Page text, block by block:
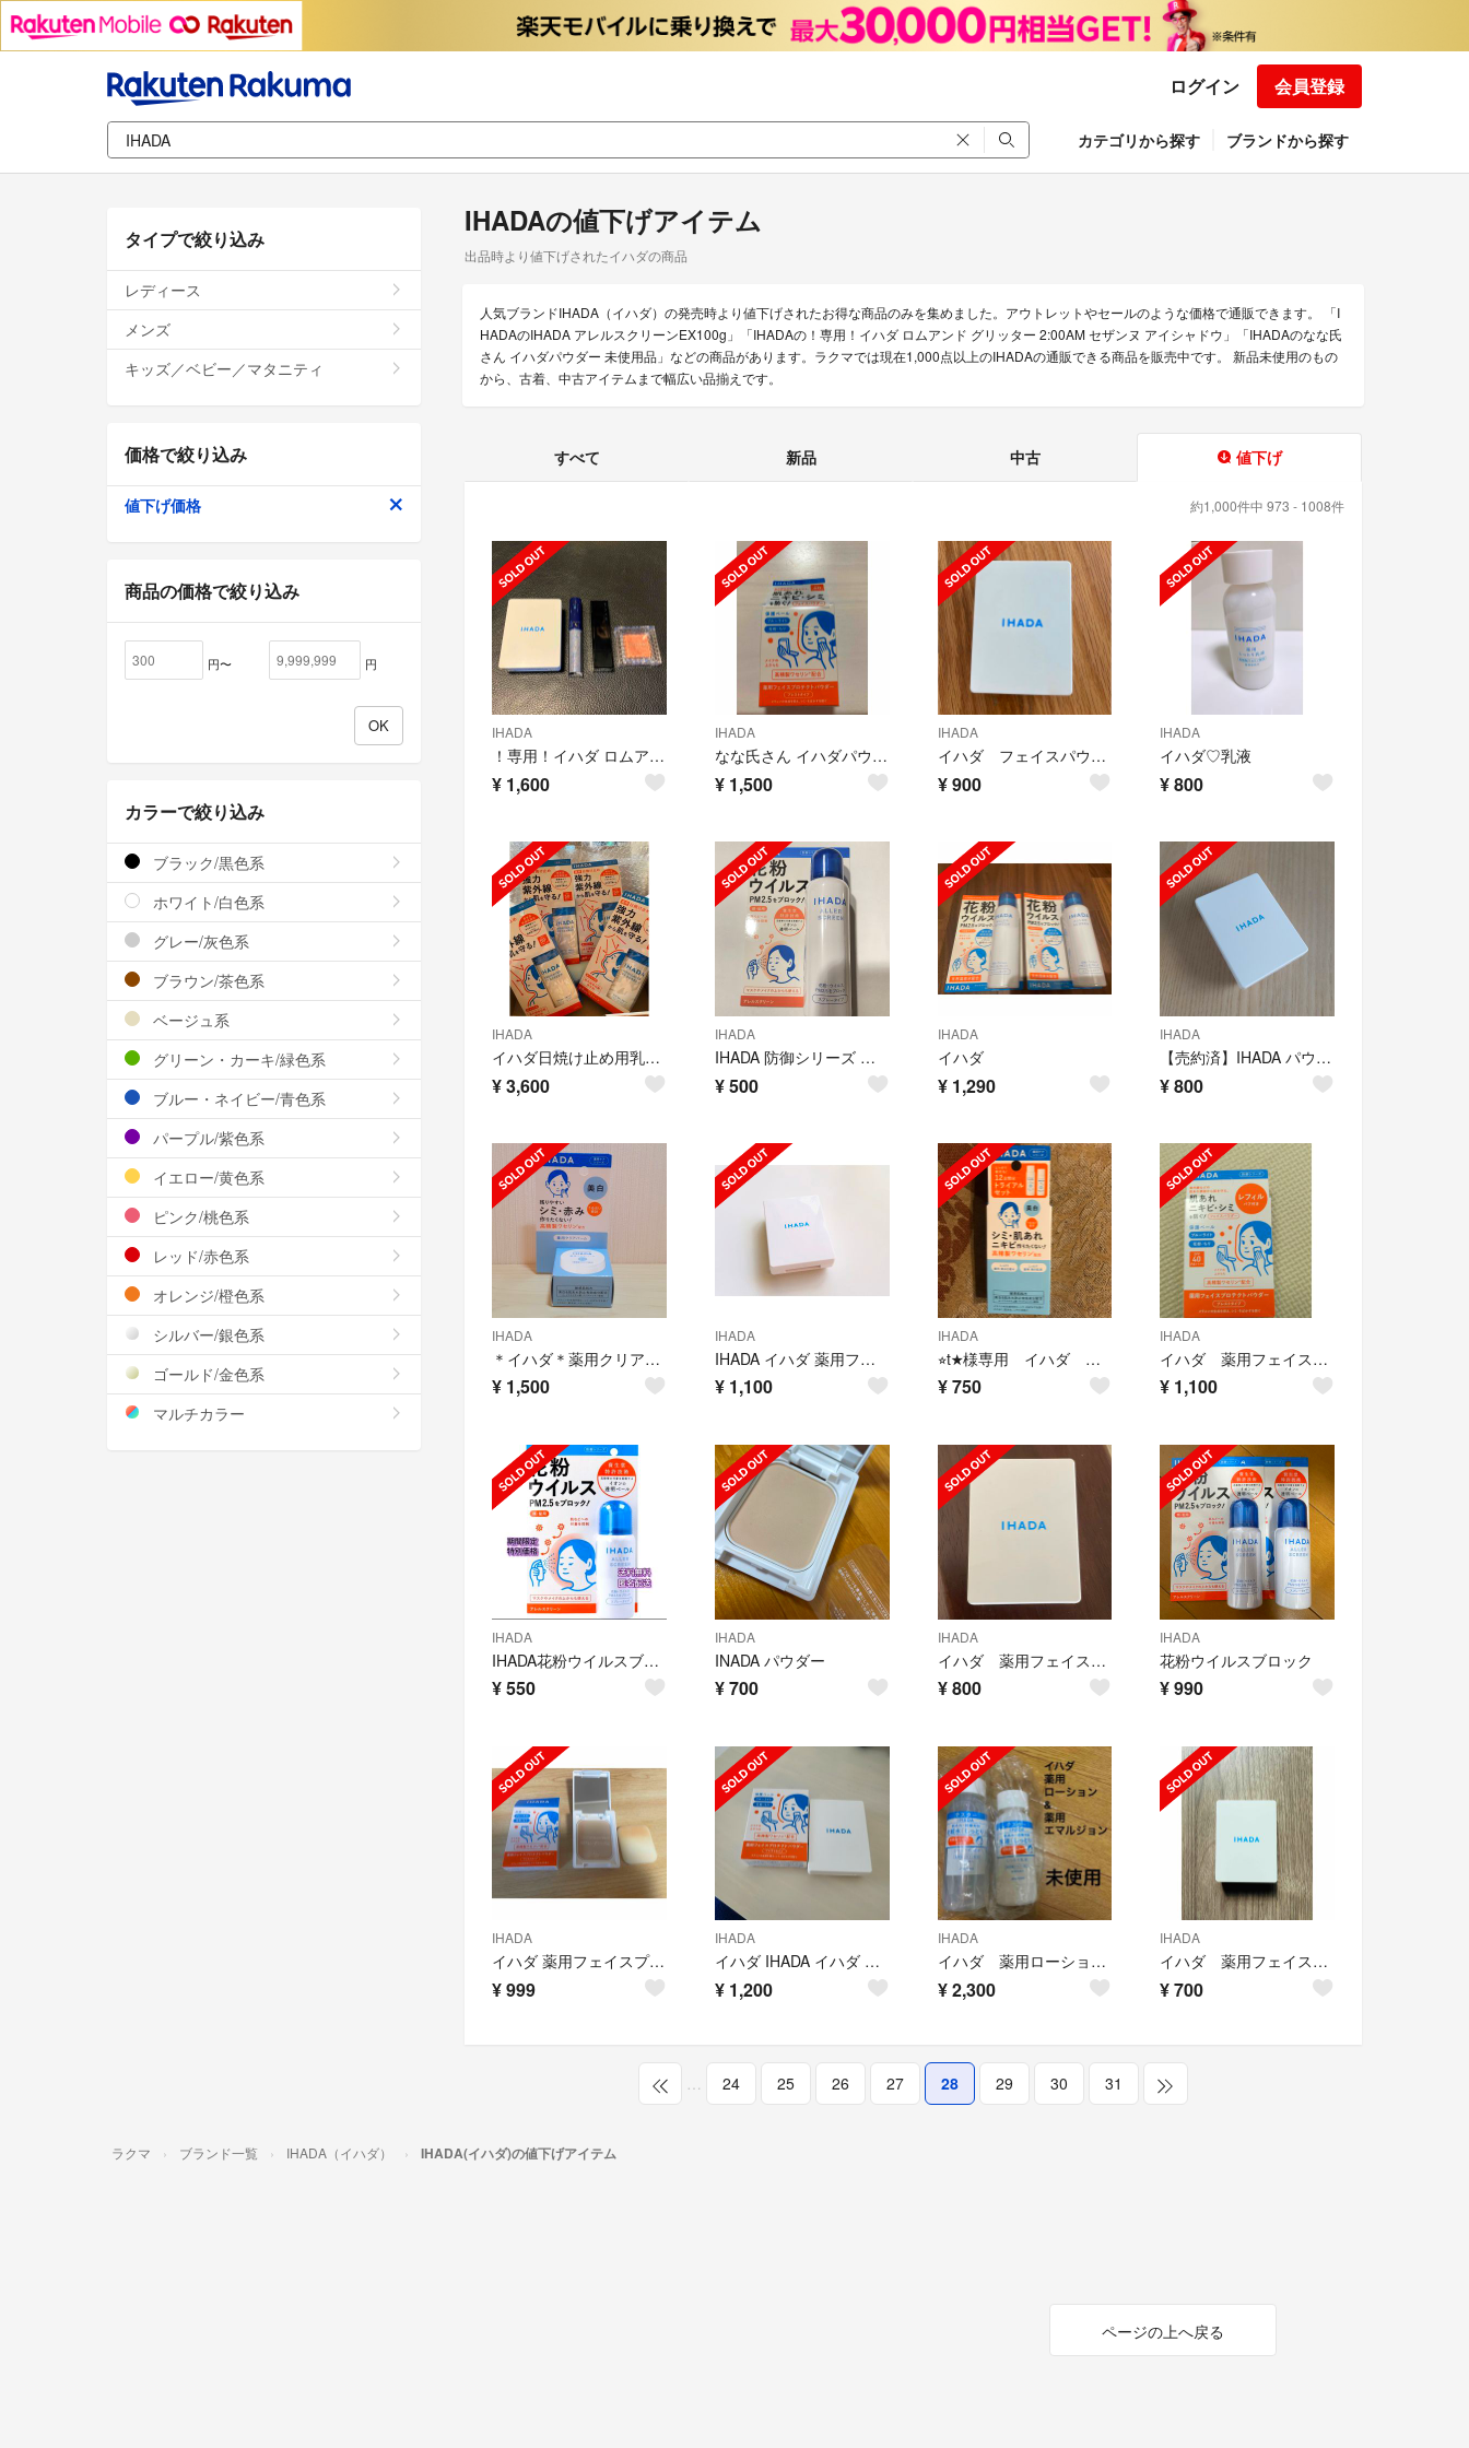
ログイン 会員登録
カテゴリから探す ブランドから探す
IHADAの値下げアイテム
出品時より値下げされたイハダの商品
人気ブランドIHADA（イハダ）の発売時より値下げされたお得な商品のみを集めました。アウトレットやセールのような価格で通販できます。 「I
HADAのIHADA アレルスクリーンEX100g」「IHADAの！専用！イハダ ロムアンド グリッター 2:00AM セザンヌ アイシャドウ」「IHADAのなな氏
さん イハダパウダー 未使用品」などの商品があります。ラクマでは現在1,000点以上のIHADAの通販できる商品を販売中です。 新品未使用のもの
から、古着、中古アイテムまで幅広い品揃えです。
すべて 新品 中古 値下げ
約1,000件中 973 - 1008件
IHADA
！専用！イハダ ロムアンド グリッター 2:00AM セザンヌ アイシャドウ
¥ 1,600
IHADA
なな氏さん イハダパウダー 未使用品
¥ 1,500
IHADA
イハダ フェイスパウダー
¥900
IHADA
イハダ♡乳液
¥800
IHADA
イハダ日焼け止め用乳液x4
¥3,600
IHADA
IHADA 防御シリーズ イハダ アレルスクリーンEX 100g
¥500
IHADA
イハダ
¥ 1,290
IHADA
【売約済】IHADA パウダー
¥800
IHADA
＊イハダ＊薬用クリアバーム 18g＊
¥ 1,500
IHADA
IHADA イハダ 薬用フェイスプロテクトパウダー ファンデーション パウダー
¥ 1,100
IHADA
⭐︎t★様専用 イハダ 薬用 クリアローション クリアエマルジョン
¥750
IHADA
イハダ 薬用フェイスプロテクター レフィル
¥ 1,100
IHADA
IHADA花粉ウイルスブロック スプレー 50g 資生堂薬品 アレルスクリーン
¥550
IHADA
INADA パウダー
¥700
IHADA
イハダ 薬用フェイスプロテクトパウダー
¥800
IHADA
花粉ウイルスブロック
¥990
IHADA
イハダ 薬用フェイスプロテクトパウダー(9g)
¥999
IHADA
イハダ IHADA イハダ 薬用フェイスプロテクトパウダー 9g [フェイスパウ
¥ 1,200
IHADA
イハダ 薬用ローション&薬用エマルジョン セット
¥2,300
IHADA
イハダ 薬用フェイスプロテクトパウダー
¥700
… 24 25 26 27 28 29 30 31
タイプで絞り込み
レディース
メンズ
キッズ／ベビー／マタニティ
価格で絞り込み
値下げ価格
商品の価格で絞り込み
円〜 円
カラーで絞り込み
ブラック/黒色系
ホワイト/白色系
グレー/灰色系
ブラウン/茶色系
ベージュ系
グリーン・カーキ/緑色系
ブルー・ネイビー/青色系
パープル/紫色系
イエロー/黄色系
ピンク/桃色系
レッド/赤色系
オレンジ/橙色系
シルバー/銀色系
ゴールド/金色系
マルチカラー
ラクマ ブランド一覧 IHADA（イハダ） IHADA(イハダ)の値下げアイテム
ページの上へ戻る